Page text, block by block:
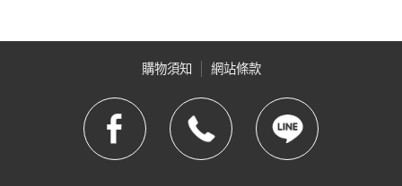
購物須知 網站條款